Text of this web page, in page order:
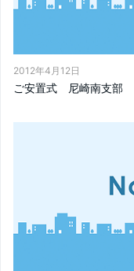
2012年4月12日
ご安置式 尼崎南支部